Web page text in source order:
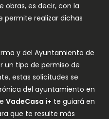
obras, es decir, con la
permite realizar dichas
y del Ayuntamiento de
un tipo de permiso de
estas solicitudes se
del ayuntamiento en
VadeCasa i+ te guiará en
que te resulte más